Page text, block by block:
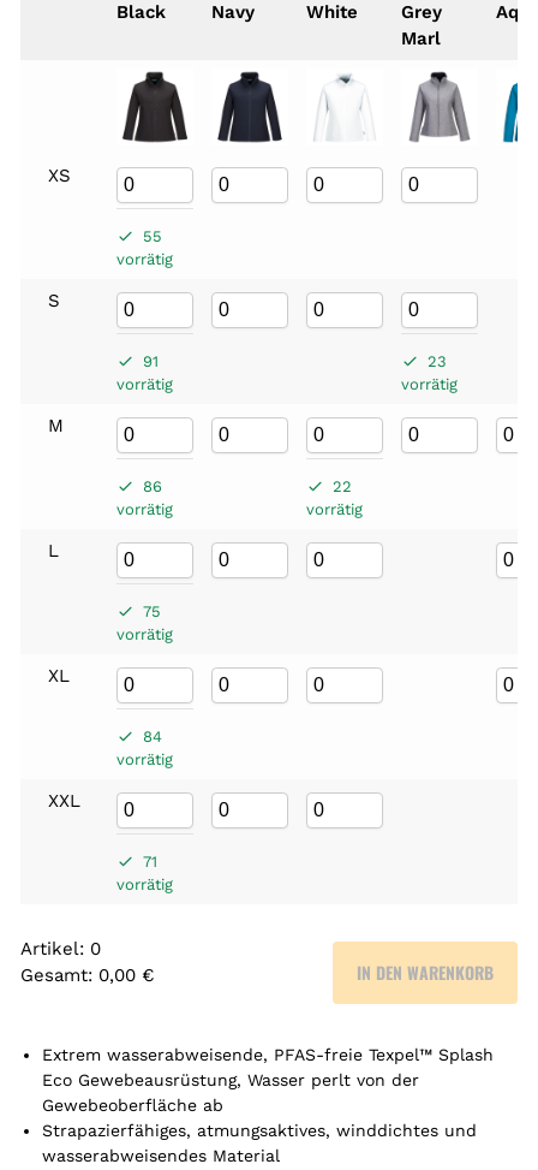
Black Navy White
Grey
Marl
XS
55
vorrätig
S
91
vorrätig
23
vorrätig
M
86
vorrätig
22
vorrätig
L
75
vorrätig
XL
84
vorrätig
XXL
71
vorrätig
Artikel: 0
Gesamt: 0,00 €
r
k
IN DEN WARENKORB
Extrem wasserabweisende, PFAS-freie Texpel™ Splash
Eco Gewebeausrüstung, Wasser perlt von der
Gewebeoberfläche ab
Strapazierfähiges, atmungsaktives, winddichtes und
wasserabweisendes Material